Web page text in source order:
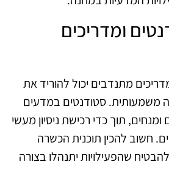
ומדריכים
מתנדבים יכול להוריד את
משמעותית. סטודנטים במדעים
תוך כדי רכישת ניסיון מעשי
חשוב להכין תוכנית הכשרה
שהפעילויות יתנהלו בצורה